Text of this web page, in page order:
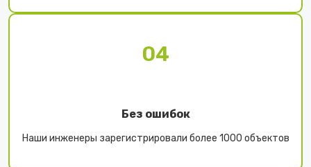
04
Без ошибок
Наши инженеры зарегистрировали более 1000 объектов